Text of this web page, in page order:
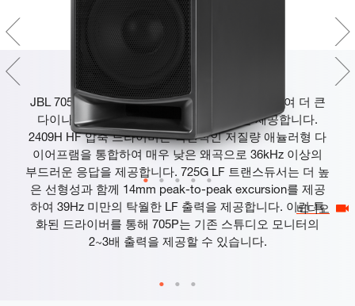
비디오
차세대 JBL 드라이버 기술
JBL 705P는 차세대 JBL 드라이버 기술을 활용하여 더 큰
다이나믹 레인지와 우수한 주파수 응답을 제공합니다.
2409H HF 압축 드라이버는 혁신적인 저질량 애뉼러형 다
이어프램을 통합하여 매우 낮은 왜곡으로 36kHz 이상의
부드러운 응답을 제공합니다. 725G LF 트랜스듀서는 더 높
은 선형성과 함께 14mm peak-to-peak excursion를 제공
하여 39Hz 미만의 탁월한 LF 출력을 제공합니다. 이런 특
화된 드라이버를 통해 705P는 기존 스튜디오 모니터의
2~3배 출력을 제공할 수 있습니다.